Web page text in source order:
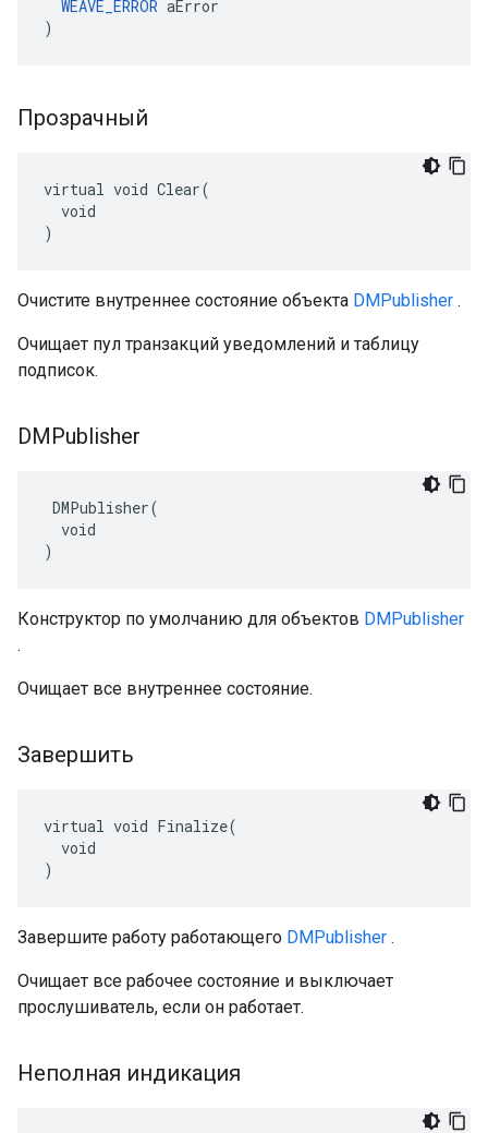
WEAVE_ERROR aError
)
Прозрачный
virtual void Clear(
  void
)
Очистите внутреннее состояние объекта DMPublisher .
Очищает пул транзакций уведомлений и таблицу
подписок.
DMPublisher
DMPublisher(
  void
)
Конструктор по умолчанию для объектов DMPublisher
.
Очищает все внутреннее состояние.
Завершить
virtual void Finalize(
  void
)
Завершите работу работающего DMPublisher .
Очищает все рабочее состояние и выключает
прослушиватель, если он работает.
Неполная индикация